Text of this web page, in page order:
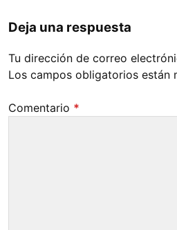
Deja una respuesta
Tu dirección de correo
Los campos obligatorios están
Comentario *